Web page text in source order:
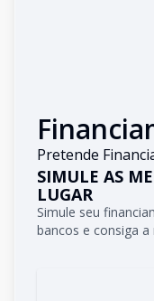
Pretende
SIMULE AS
LUGAR
Simule seu
bancos e consiga